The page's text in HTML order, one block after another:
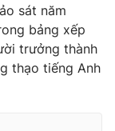
sát năm
bảng xếp
trưởng thành
thạo tiếng Anh